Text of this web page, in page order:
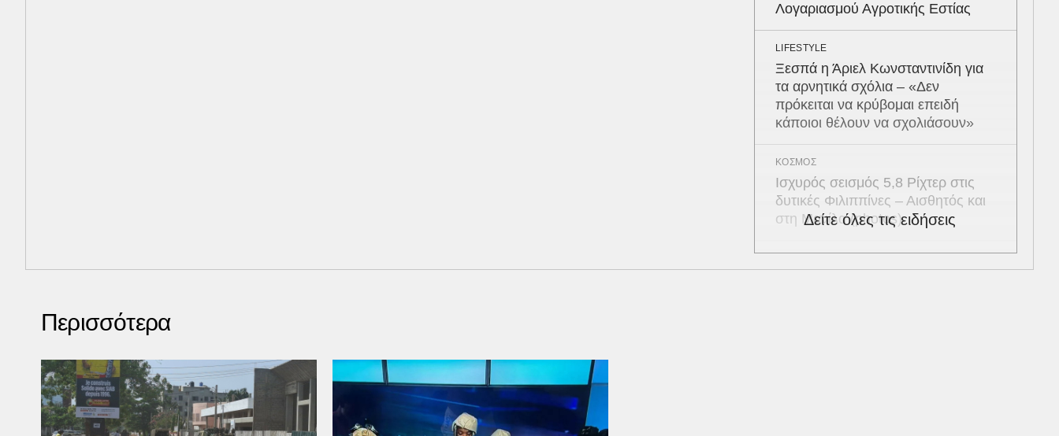
Λογαριασμού Αγροτικής Εστίας
LIFESTYLE
Ξεσπά η Άριελ Κωνσταντινίδη για
τα αρνητικά σχόλια – «Δεν
πρόκειται να κρύβομαι επειδή
κάποιοι θέλουν να σχολιάσουν»
ΚΟΣΜΟΣ
Ισχυρός σεισμός 5,8 Ρίχτερ στις
δυτικές Φιλιππίνες – Αισθητός και
στη Μανίλα (photos)
Δείτε όλες τις ειδήσεις
Περισσότερα